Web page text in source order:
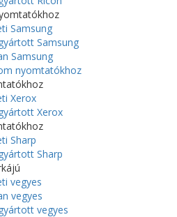
Samsung
Samsung
Samsung
nyomtatókhoz
Xerox
Xerox
Sharp
Sharp
vegyes
vegyes
vegyes